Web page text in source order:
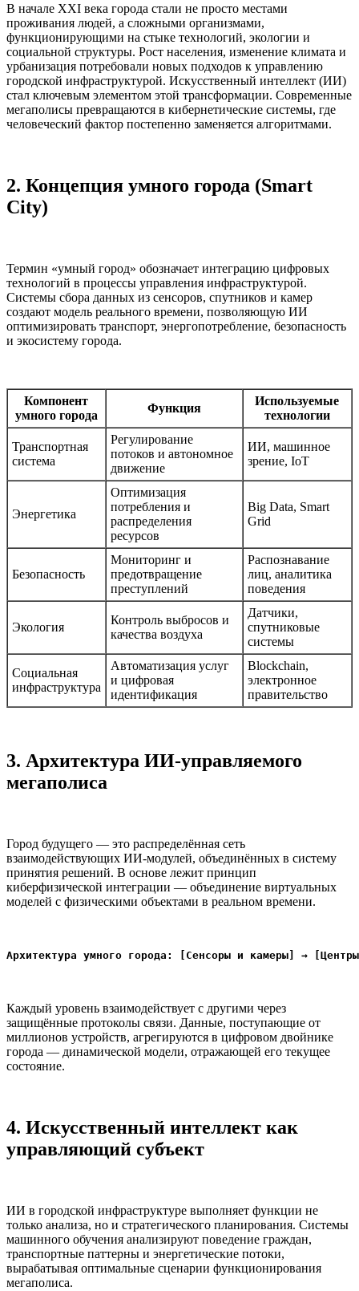
В начале XXI века города стали не просто местами
проживания людей, а сложными организмами,
функционирующими на стыке технологий, экологии и
социальной структуры. Рост населения, изменение климата и
урбанизация потребовали новых подходов к управлению
городской инфраструктурой. Искусственный интеллект (ИИ)
стал ключевым элементом этой трансформации. Современные
мегаполисы превращаются в кибернетические системы, где
человеческий фактор постепенно заменяется алгоритмами.
2. Концепция умного города (Smart
City)
Термин «умный город» обозначает интеграцию цифровых
технологий в процессы управления инфраструктурой.
Системы сбора данных из сенсоров, спутников и камер
создают модель реального времени, позволяющую ИИ
оптимизировать транспорт, энергопотребление, безопасность
и экосистему города.
Компонент
умного города
Функция
Используемые
технологии
Транспортная
система
Регулирование
потоков и автономное
движение
ИИ, машинное
зрение, IoT
Энергетика
Оптимизация
потребления и
распределения
ресурсов
Big Data, Smart
Grid
Безопасность
Мониторинг и
предотвращение
преступлений
Распознавание
лиц, аналитика
поведения
Экология
Контроль выбросов и
качества воздуха
Датчики,
спутниковые
системы
Социальная
инфраструктура
Автоматизация услуг
и цифровая
идентификация
Blockchain,
электронное
правительство
3. Архитектура ИИ-управляемого
мегаполиса
Город будущего — это распределённая сеть
взаимодействующих ИИ-модулей, объединённых в систему
принятия решений. В основе лежит принцип
киберфизической интеграции — объединение виртуальных
моделей с физическими объектами в реальном времени.
Архитектура умного города: [Сенсоры и камеры] →
Каждый уровень взаимодействует с другими через
защищённые протоколы связи. Данные, поступающие от
миллионов устройств, агрегируются в цифровом двойнике
города — динамической модели, отражающей его текущее
состояние.
4. Искусственный интеллект как
управляющий субъект
ИИ в городской инфраструктуре выполняет функции не
только анализа, но и стратегического планирования. Системы
машинного обучения анализируют поведение граждан,
транспортные паттерны и энергетические потоки,
вырабатывая оптимальные сценарии функционирования
мегаполиса.